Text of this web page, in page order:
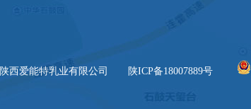
陕西爱能特乳业有限公司 陕ICP备18007889号